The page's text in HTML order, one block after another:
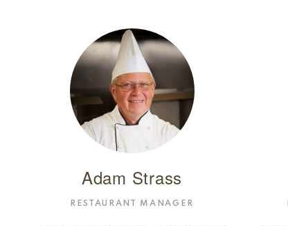
Adam Strass
RESTAURANT MANAGER